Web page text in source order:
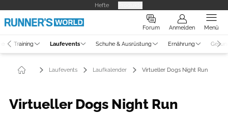
Hefte
Forum Anmelden Menü
Training Laufevents Schuhe & Ausrüstung Ernährung
Laufevents Laufkalender Virtueller Dogs Night Run
Virtueller Dogs Night Run